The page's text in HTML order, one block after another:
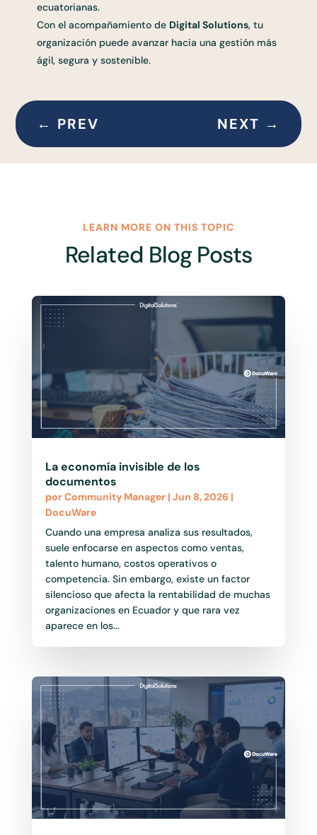
ecuatorianas.
Con el acompañamiento de Digital Solutions, tu
organización puede avanzar hacia una gestión más
ágil, segura y sostenible.
← PREV NEXT →
LEARN MORE ON THIS TOPIC
Related Blog Posts
La economía invisible de los
documentos
porCommunity Manager| Jun 8, 2026 |
DocuWare
Cuando una empresa analiza sus resultados,
suele enfocarse en aspectos como ventas,
talento humano, costos operativos o
competencia. Sin embargo, existe un factor
silencioso que afecta la rentabilidad de muchas
organizaciones en Ecuador y que rara vez
aparece en los...